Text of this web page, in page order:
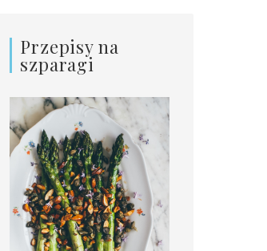
Przepisy na
szparagi